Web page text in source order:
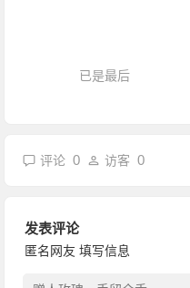
已是最后
评论0 访客0
发表评论
匿名网友 填写信息